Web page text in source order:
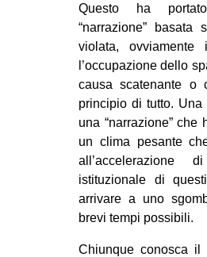
Questo ha
“narrazione” basata
violata, ovviamente
l’occupazione dello
causa scatenante o
principio di tutto. Una
una “narrazione” che
un clima pesante
all’accelerazione
istituzionale di
arrivare a uno
brevi tempi possibili.
Chiunque conosca il